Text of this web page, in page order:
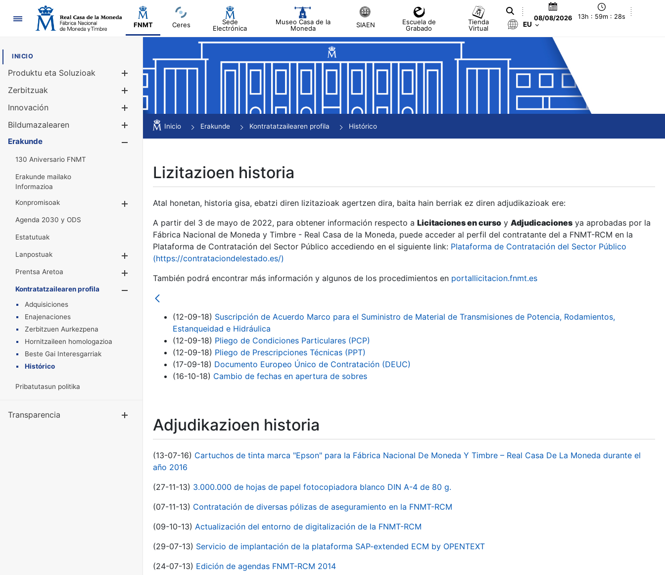
Nabigazioa
FNMT Ceres
Sede
Electrónica
Museo Casa de la
Moneda
SIAEN
Escuela de
Grabado
Tienda
Virtual
08/08/2026 13h : 59m : 28s
EU
INICIO
Produktu eta Soluzioak
Erakutsi/Ezkutatu
Zerbitzuak
Innovación
Bildumazalearen
Erakutsi/Ezkutatu
Erakunde
130 Aniversario FNMT
Erakunde mailako
Informazioa
Konpromisoak
Erakutsi/Ezkutatu
Agenda 2030 y ODS
Estatutuak
Lanpostuak
Erakutsi/Ezkutatu
Prentsa Aretoa
Erakutsi/Ezkutatu
Kontratatzailearen profila
Adquisiciones
Enajenaciones
Zerbitzuen Aurkezpena
Hornitzaileen homologazioa
Beste Gai Interesgarriak
Histórico
Pribatutasun politika
Transparencia Erakutsi/Ezkutatu
Inicio Erakunde Kontratatzailearen profila Histórico
Lizitazioen historia
Atal honetan, historia gisa, ebatzi diren lizitazioak agertzen dira, baita hain berriak ez diren adjudikazioak ere:
A partir del 3 de mayo de 2022, para obtener información respecto a Licitaciones en curso y Adjudicaciones ya aprobadas por la
Fábrica Nacional de Moneda y Timbre - Real Casa de la Moneda, puede acceder al perfil del contratante del a FNMT-RCM en la
Plataforma de Contratación del Sector Público accediendo en el siguiente link: Plataforma de Contratación del Sector Público
(https://contrataciondelestado.es/)
También podrá encontrar más información y algunos de los procedimientos en portallicitacion.fnmt.es
(12-09-18) Suscripción de Acuerdo Marco para el Suministro de Material de Transmisiones de Potencia, Rodamientos,
Estanqueidad e Hidráulica
(12-09-18) Pliego de Condiciones Particulares (PCP)
(12-09-18) Pliego de Prescripciones Técnicas (PPT)
(17-09-18) Documento Europeo Único de Contratación (DEUC)
(16-10-18) Cambio de fechas en apertura de sobres
Adjudikazioen historia
(13-07-16) Cartuchos de tinta marca "Epson" para la Fábrica Nacional De Moneda Y Timbre – Real Casa De La Moneda durante el
año 2016
(27-11-13) 3.000.000 de hojas de papel fotocopiadora blanco DIN A-4 de 80 g.
(07-11-13) Contratación de diversas pólizas de aseguramiento en la FNMT-RCM
(09-10-13) Actualización del entorno de digitalización de la FNMT-RCM
(29-07-13) Servicio de implantación de la plataforma SAP-extended ECM by OPENTEXT
(24-07-13) Edición de agendas FNMT-RCM 2014